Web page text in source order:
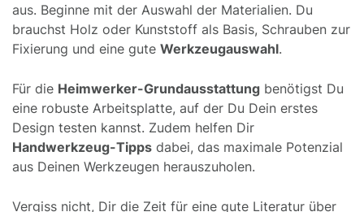
aus. Beginne mit der Auswahl der Materialien. Du
brauchst Holz oder Kunststoff als Basis, Schrauben zur
Fixierung und eine gute Werkzeugauswahl.
Für die Heimwerker-Grundausstattung benötigst Du
eine robuste Arbeitsplatte, auf der Du Dein erstes
Design testen kannst. Zudem helfen Dir
Handwerkzeug-Tipps dabei, das maximale Potenzial
aus Deinen Werkzeugen herauszuholen.
Vergiss nicht, Dir die Zeit für eine gute Literatur über